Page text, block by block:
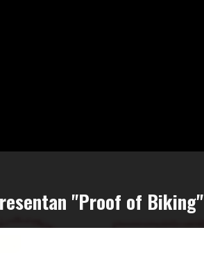
"Proof of Biking"